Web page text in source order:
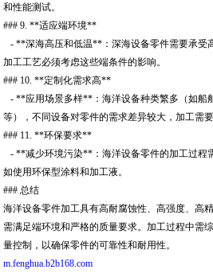
和性能测试。
### 9. **适应端环境**
- **深海高压和低温**：深海设备零件需要承受
加工工艺必须考虑这些端条件的影响。
### 10. **定制化需求高**
- **应用场景多样**：海洋设备种类繁多（如船
等），不同设备对零件的需求差异较大，加工需要
### 11. **环保要求**
- **减少环境污染**：海洋设备零件的加工过程
如使用环保型涂料和加工液。
### 总结
海洋设备零件加工具有高耐腐蚀性、高强度、高
需满足端环境和严格的质量要求。加工过程中需
量控制，以确保零件的可靠性和耐用性。
m.fenghua.b2b168.com